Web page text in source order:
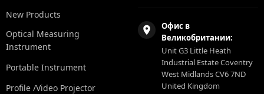
New Products
Optical Measuring
Instrument
Portable Instrument
Profile /Video Projector
Офис в
Великобритании:
Unit G3 Little Heath
Industrial Estate Coventry
West Midlands CV6 7ND
United Kingdom